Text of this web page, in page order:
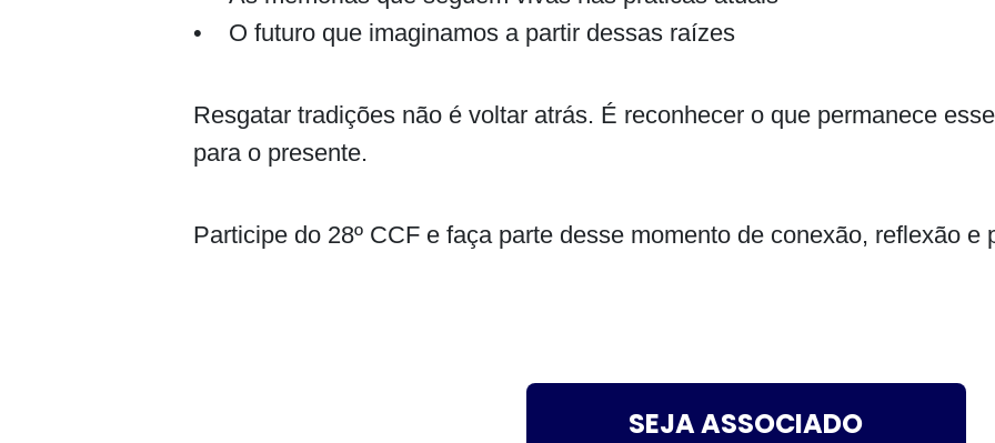
• O futuro que imaginamos a partir dessas raízes
Resgatar tradições não é voltar atrás. É reconhecer o que permanece
para o presente.
Participe do 28º CCF e faça parte desse momento de conexão, reflexão e
SEJA ASSOCIADO